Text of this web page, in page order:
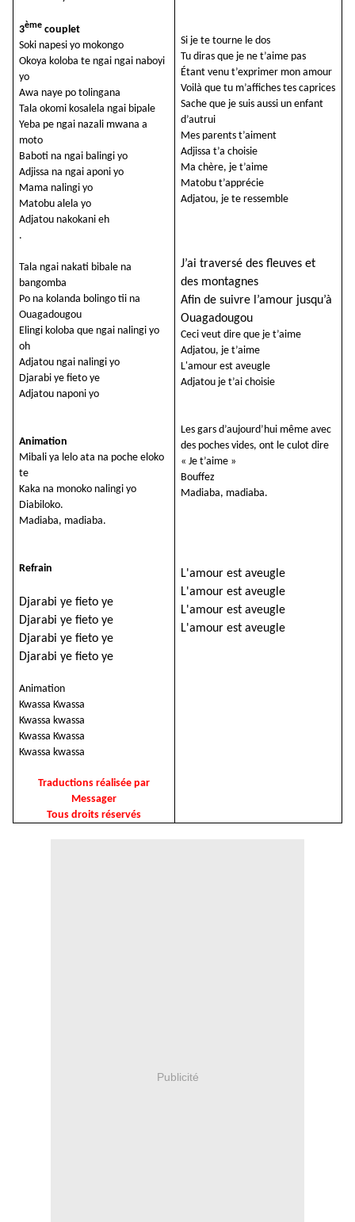
3ème couplet
Soki napesi yo mokongo
Okoya koloba te ngai ngai naboyi
yo
Awa naye po tolingana
Tala okomi kosalela ngai bipale
Yeba pe ngai nazali mwana a
moto
Baboti na ngai balingi yo
Adjissa na ngai aponi yo
Mama nalingi yo
Matobu alela yo
Adjatou nakokani eh
.
Tala ngai nakati bibale na
bangomba
Po na kolanda bolingo tii na
Ouagadougou
Elingi koloba que ngai nalingi yo
oh
Adjatou ngai nalingi yo
Djarabi ye fieto ye
Adjatou naponi yo
Animation
Mibali ya lelo ata na poche eloko
te
Kaka na monoko nalingi yo
Diabiloko.
Madiaba, madiaba.
Refrain
Djarabi ye fieto ye
Djarabi ye fieto ye
Djarabi ye fieto ye
Djarabi ye fieto ye
Animation
Kwassa Kwassa
Kwassa kwassa
Kwassa Kwassa
Kwassa kwassa
Traductions réalisée par
Messager
Tous droits réservés
Si je te tourne le dos
Tu diras que je ne t’aime pas
Étant venu t’exprimer mon amour
Voilà que tu m’affiches tes caprices
Sache que je suis aussi un enfant
d’autrui
Mes parents t’aiment
Adjissa t’a choisie
Ma chère, je t’aime
Matobu t’apprécie
Adjatou, je te ressemble
J’ai traversé des fleuves et
des montagnes
Afin de suivre l’amour jusqu’à
Ouagadougou
Ceci veut dire que je t’aime
Adjatou, je t’aime
L'amour est aveugle
Adjatou je t’ai choisie
Les gars d’aujourd’hui même avec
des poches vides, ont le culot dire
« Je t’aime »
Bouffez
Madiaba, madiaba.
L'amour est aveugle
L'amour est aveugle
L'amour est aveugle
L'amour est aveugle
Publicité